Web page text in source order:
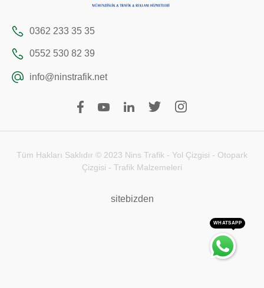
0362 233 35 35
0552 530 82 39
info@ninstrafik.net
Tüm Hakları Saklıdır © 2023 Nins Trafik - Yol Çizgisi - Otopark
Çizgisi - Trafik Malzemeleri
sitebizden
WHATSAPP